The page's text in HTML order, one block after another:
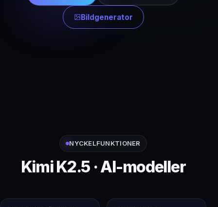
Bildgenerator
NYCKELFUNKTIONER
Kimi K2.5 · AI-modeller